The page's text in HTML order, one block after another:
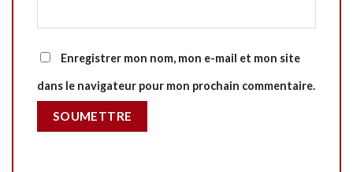
Enregistrer mon nom, mon e-mail et mon site
dans le navigateur pour mon prochain commentaire.